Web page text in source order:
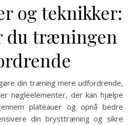
og teknikker:
du træningen
din træning mere udfordrende,
nøgleelementer, der kan hjælpe
plateauer og opnå bedre
din brysttræning og sikre